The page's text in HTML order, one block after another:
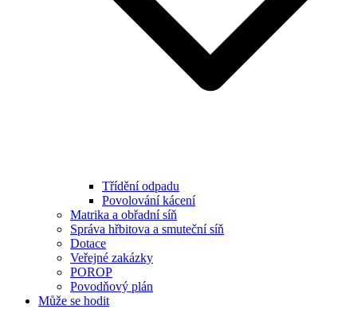
Třídění odpadu
Povolování kácení
Matrika a obřadní síň
Správa hřbitova a smuteční síň
Dotace
Veřejné zakázky
POROP
Povodňový plán
Může se hodit